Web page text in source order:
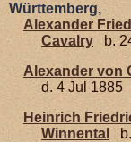
Württemberg,
Alexander
Cavalry
b.
Alexander von
d. 4 Jul 1885
Heinrich
Winnental